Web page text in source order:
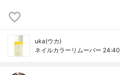
uka(ウカ)
ネイルカラーリムーバー 24:40